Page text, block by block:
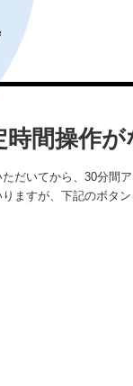
時間操作
ただいてから、30分間
りますが、下記のボタ